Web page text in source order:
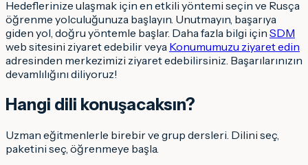
Hedeflerinize ulaşmak için en etkili yöntemi seçin ve Rusça
öğrenme yolculuğunuza başlayın. Unutmayın, başarıya
giden yol, doğru yöntemle başlar. Daha fazla bilgi için SDM
web sitesini ziyaret edebilir veya Konumumuzu ziyaret edin
adresinden merkezimizi ziyaret edebilirsiniz. Başarılarınızın
devamlılığını diliyoruz!
Hangi dili konuşacaksın?
Uzman eğitmenlerle birebir ve grup dersleri. Dilini seç,
paketini seç, öğrenmeye başla.